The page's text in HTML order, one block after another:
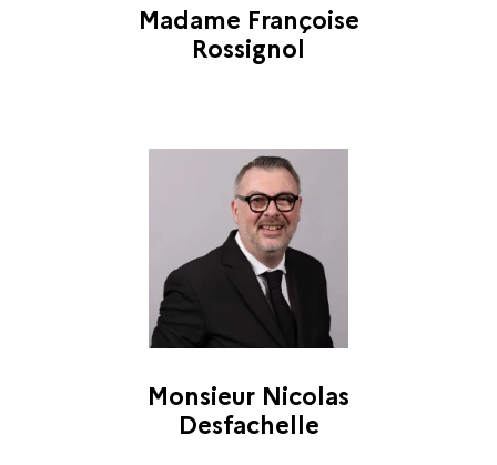
Madame Françoise
Rossignol
Monsieur Nicolas
Desfachelle